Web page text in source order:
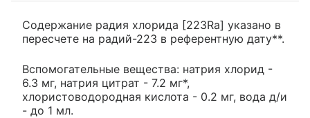
Содержание радия хлорида [223Ra] указано в
пересчете на радий-223 в референтную дату**.
Вспомогательные вещества: натрия хлорид -
6.3 мг, натрия цитрат - 7.2 мг*,
хлористоводородная кислота - 0.2 мг, вода д/и
- до 1 мл.